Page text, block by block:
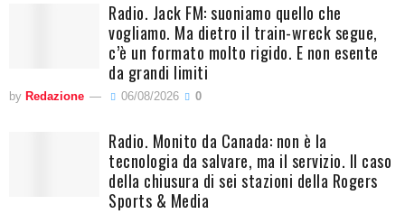
Radio. Jack FM: suoniamo quello che
vogliamo. Ma dietro il train-wreck segue,
c’è un formato molto rigido. E non esente
da grandi limiti
by Redazione 06/08/2026 0
Radio. Monito da Canada: non è la
tecnologia da salvare, ma il servizio. Il caso
della chiusura di sei stazioni della Rogers
Sports & Media